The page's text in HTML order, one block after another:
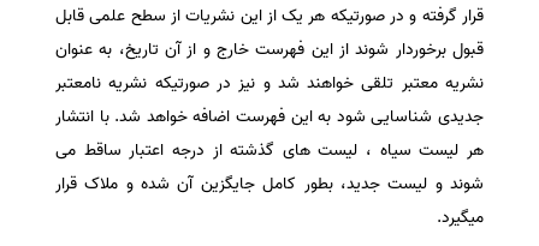
قرار گرفته و در صورتیکه هر یک از این نشریات از سطح علمی قابل
قبول برخوردار شوند از این فهرست خارج و از آن تاریخ، به عنوان
نشریه معتبر تلقی خواهند شد و نیز در صورتیکه نشریه نامعتبر
جدیدی شناسایی شود به این فهرست اضافه خواهد شد. با انتشار
هر لیست سیاه ، لیست های گذشته از درجه اعتبار ساقط می
شوند و لیست جدید، بطور کامل جایگزین آن شده و ملاک قرار
میگیرد.